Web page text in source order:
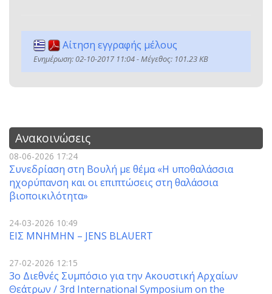
Αίτηση εγγραφής μέλους
Ενημέρωση: 02-10-2017 11:04 - Μέγεθος: 101.23 KB
Ανακοινώσεις
08-06-2026 17:24
Συνεδρίαση στη Βουλή με θέμα «Η υποθαλάσσια
ηχορύπανση και οι επιπτώσεις στη θαλάσσια
βιοποικιλότητα»
24-03-2026 10:49
ΕΙΣ ΜΝΗΜΗΝ – JENS BLAUERT
27-02-2026 12:15
3o Διεθνές Συμπόσιο για την Ακουστική Αρχαίων
Θεάτρων / 3rd International Symposium on the